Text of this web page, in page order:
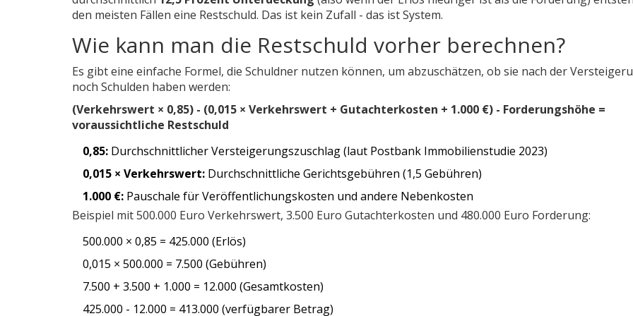
den meisten Fällen eine Restschuld. Das ist kein Zufall - das ist System.
Wie kann man die Restschuld vorher berechnen?
Es gibt eine einfache Formel, die Schuldner nutzen können, um abzuschätzen, ob sie nach der
noch Schulden haben werden:
(Verkehrswert × 0,85) - (0,015 × Verkehrswert + Gutachterkosten + 1.000 €) - Forderungshöhe =
voraussichtliche Restschuld
0,85: Durchschnittlicher Versteigerungszuschlag (laut Postbank Immobilienstudie 2023)
0,015 × Verkehrswert: Durchschnittliche Gerichtsgebühren (1,5 Gebühren)
1.000 €: Pauschale für Veröffentlichungskosten und andere Nebenkosten
Beispiel mit 500.000 Euro Verkehrswert, 3.500 Euro Gutachterkosten und 480.000 Euro Forderung:
500.000 × 0,85 = 425.000 (Erlös)
0,015 × 500.000 = 7.500 (Gebühren)
7.500 + 3.500 + 1.000 = 12.000 (Gesamtkosten)
425.000 - 12.000 = 413.000 (verfügbarer Betrag)